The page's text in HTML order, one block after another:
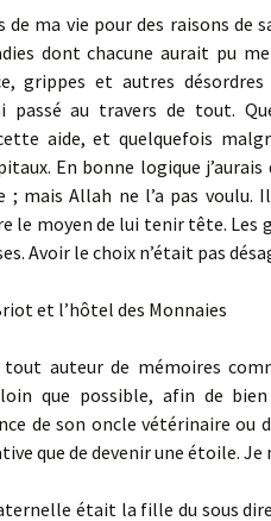
de ma vie pour des raisons de
dont chacune aurait pu
grippes et autres
passé au travers de tout.
aide, et quelquefois
En bonne logique
; mais Allah ne l’a pas voulu.
le moyen de lui tenir tête. Les
Avoir le choix n’était pas
et l’hôtel des Monnaies
tout auteur de mémoires
que possible, afin de
de son oncle vétérinaire ou
que de devenir une étoile.
était la fille du sous